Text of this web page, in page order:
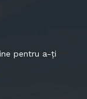
pentru a-ți